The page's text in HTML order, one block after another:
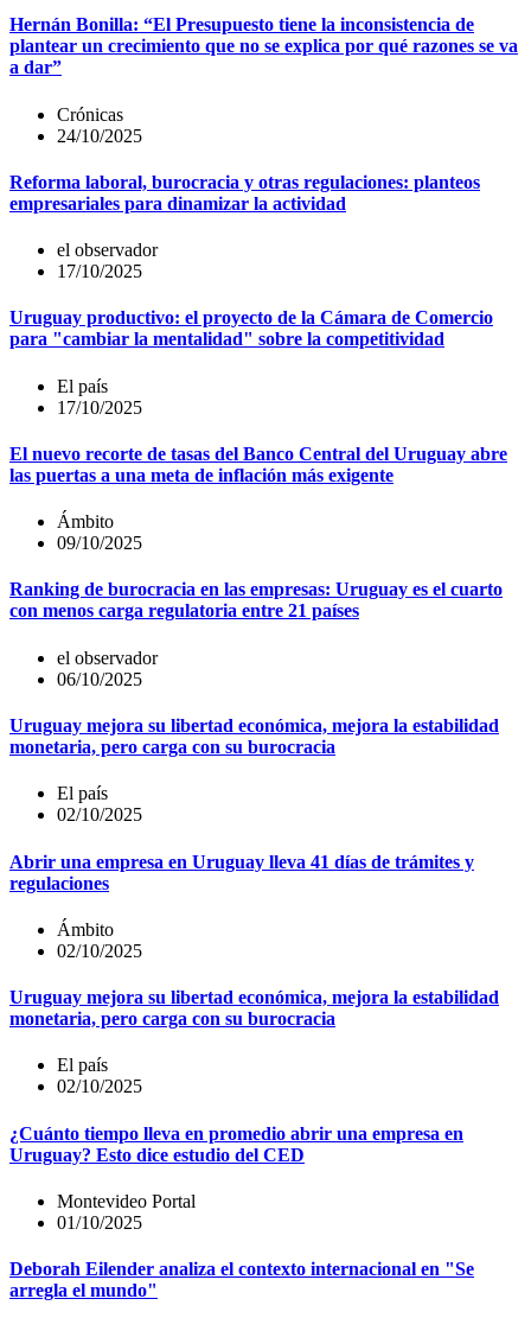
Hernán Bonilla: “El Presupuesto tiene la inconsistencia de
plantear un crecimiento que no se explica por qué razones se va
a dar”
Crónicas
24/10/2025
Reforma laboral, burocracia y otras regulaciones: planteos
empresariales para dinamizar la actividad
el observador
17/10/2025
Uruguay productivo: el proyecto de la Cámara de Comercio
para "cambiar la mentalidad" sobre la competitividad
El país
17/10/2025
El nuevo recorte de tasas del Banco Central del Uruguay abre
las puertas a una meta de inflación más exigente
Ámbito
09/10/2025
Ranking de burocracia en las empresas: Uruguay es el cuarto
con menos carga regulatoria entre 21 países
el observador
06/10/2025
Uruguay mejora su libertad económica, mejora la estabilidad
monetaria, pero carga con su burocracia
El país
02/10/2025
Abrir una empresa en Uruguay lleva 41 días de trámites y
regulaciones
Ámbito
02/10/2025
Uruguay mejora su libertad económica, mejora la estabilidad
monetaria, pero carga con su burocracia
El país
02/10/2025
¿Cuánto tiempo lleva en promedio abrir una empresa en
Uruguay? Esto dice estudio del CED
Montevideo Portal
01/10/2025
Deborah Eilender analiza el contexto internacional en "Se
arregla el mundo"